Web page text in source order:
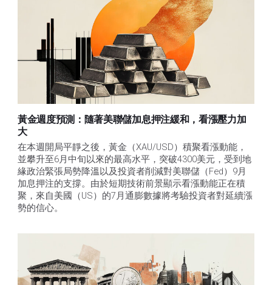
黃金週度預測：隨著美聯儲加息押注緩和，看漲壓力加
大
在本週開局平靜之後，黃金（XAU/USD）積聚看漲動能，
並攀升至6月中旬以來的最高水平，突破4300美元，受到地
緣政治緊張局勢降溫以及投資者削減對美聯儲（Fed）9月
加息押注的支撐。由於短期技術前景顯示看漲動能正在積
聚，來自美國（US）的7月通膨數據將考驗投資者對延續漲
勢的信心。